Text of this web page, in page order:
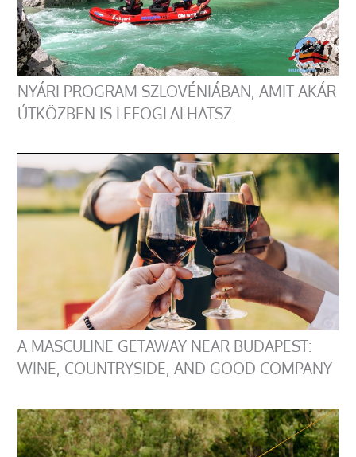
NYÁRI PROGRAM SZLOVÉNIÁBAN, AMIT AKÁR
ÚTKÖZBEN IS LEFOGLALHATSZ
A MASCULINE GETAWAY NEAR BUDAPEST:
WINE, COUNTRYSIDE, AND GOOD COMPANY